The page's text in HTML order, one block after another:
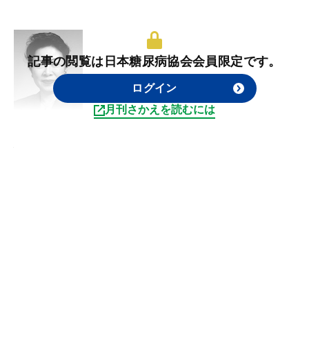
記事の閲覧は日本糖尿病協会会員限定です。
ログイン
月刊さかえを読むには